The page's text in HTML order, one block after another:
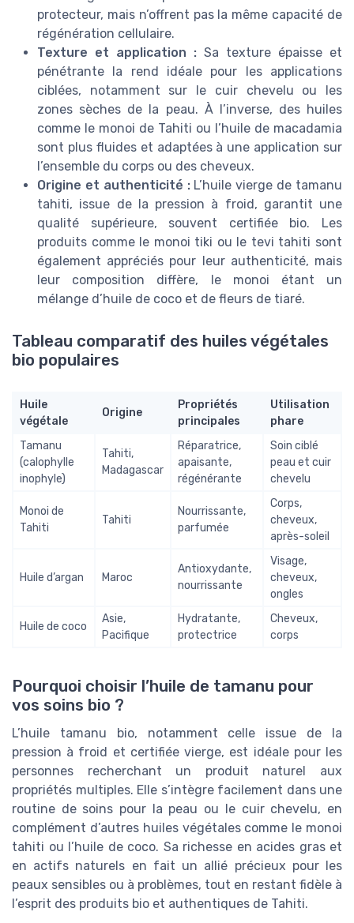
protecteur, mais n’offrent pas la même capacité de
régénération cellulaire.
Texture et application : Sa texture épaisse et
pénétrante la rend idéale pour les applications
ciblées, notamment sur le cuir chevelu ou les
zones sèches de la peau. À l’inverse, des huiles
comme le monoi de Tahiti ou l’huile de macadamia
sont plus fluides et adaptées à une application sur
l’ensemble du corps ou des cheveux.
Origine et authenticité :L’huile vierge de tamanu
tahiti, issue de la pression à froid, garantit une
qualité supérieure, souvent certifiée bio. Les
produits comme le monoi tiki ou le tevi tahiti sont
également appréciés pour leur authenticité, mais
leur composition diffère, le monoi étant un
mélange d’huile de coco et de fleurs de tiaré.
Tableau comparatif des huiles végétales
bio populaires
Huile
végétale
Origine
Propriétés
principales
Utilisation
phare
Tamanu
(calophylle
inophyle)
Tahiti,
Madagascar
Réparatrice,
apaisante,
régénérante
Soin ciblé
peau et cuir
chevelu
Monoi de
Tahiti
Tahiti
Nourrissante,
parfumée
Corps,
cheveux,
après-soleil
Huile d’argan Maroc
Antioxydante,
nourrissante
Visage,
cheveux,
ongles
Huile de coco
Asie,
Pacifique
Hydratante,
protectrice
Cheveux,
corps
Pourquoi choisir l’huile de tamanu pour
vos soins bio ?
L’huile tamanu bio, notamment celle issue de la
pression à froid et certifiée vierge, est idéale pour les
personnes recherchant un produit naturel aux
propriétés multiples. Elle s’intègre facilement dans une
routine de soins pour la peau ou le cuir chevelu, en
complément d’autres huiles végétales comme le monoi
tahiti ou l’huile de coco. Sa richesse en acides gras et
en actifs naturels en fait un allié précieux pour les
peaux sensibles ou à problèmes, tout en restant fidèle à
l’esprit des produits bio et authentiques de Tahiti.